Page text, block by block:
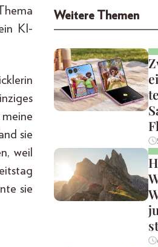
KI-
sie
weil
sie
Weitere Themen